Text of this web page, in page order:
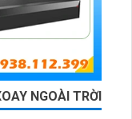
NGOÀI TRỜI